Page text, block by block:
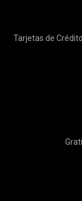
Tarjetas de